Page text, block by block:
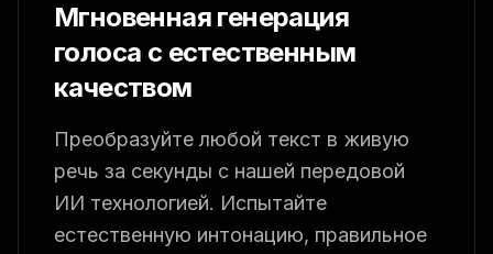
Мгновенная генерация
голоса с естественным
качеством
Преобразуйте любой текст в живую
речь за секунды с нашей передовой
ИИ технологией. Испытайте
естественную интонацию, правильное